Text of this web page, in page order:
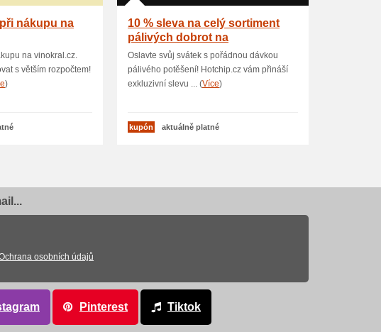
nákupu na
na vinokral.cz.
s větším rozpočtem!
)
10 % sleva na celý sortiment
pálivých dobrot na
Hotchip.cz
Oslavte svůj svátek s pořádnou dávkou
pálivého potěšení! Hotchip.cz vám přináší
exkluzivní slevu ... (Více)
kupón aktuálně platné
osobních údajů
Pinterest Tiktok